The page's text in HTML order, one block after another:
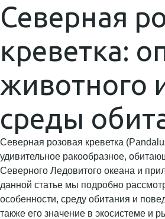
Северная
креветка:
животного
среды
Северная розовая креветка
удивительное ракообразное,
Северного Ледовитого океана и
данной статье мы подробно
особенности, среду обитания и
также его значение в экосистеме и